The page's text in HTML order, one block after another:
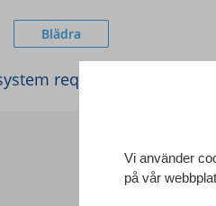
Blädra
requirements
Vi använder
på vår